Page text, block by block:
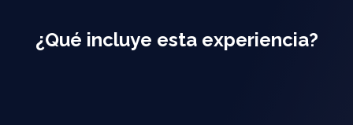
¿Qué incluye esta experiencia?